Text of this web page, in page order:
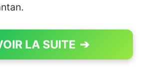
LA SUITE ➔
PAGE 1 OF 3